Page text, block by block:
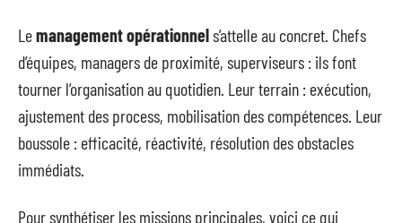
Lemanagement opérationnels’attelle au concret. Chefs
d’équipes, managers de proximité, superviseurs : ils font
tourner l’organisation au quotidien. Leur terrain : exécution,
ajustement des process, mobilisation des compétences. Leur
boussole : efficacité, réactivité, résolution des obstacles
immédiats.
Pour synthétiser les missions principales, voici ce qui